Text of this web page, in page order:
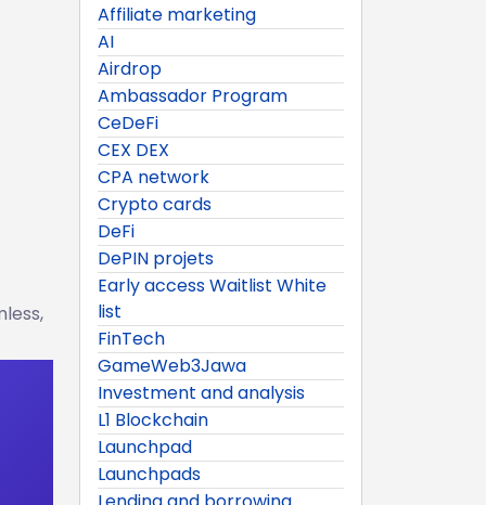
Affiliate marketing
AI
Airdrop
Ambassador Program
CeDeFi
CEX DEX
CPA network
Crypto cards
DeFi
DePIN projets
Early access Waitlist White
list
FinTech
GameWeb3Jawa
Investment and analysis
L1 Blockchain
Launchpad
Launchpads